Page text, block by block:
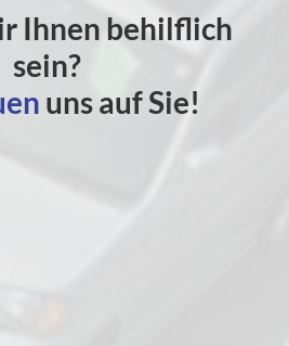
Ihnen behilflich
sein?
uns auf Sie!